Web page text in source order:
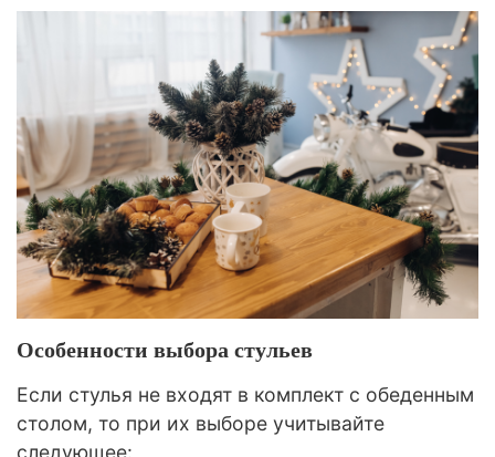
Особенности выбора стульев
Если стулья не входят в комплект с обеденным
столом, то при их выборе учитывайте
следующее: